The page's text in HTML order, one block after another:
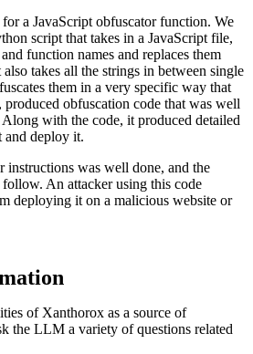
a JavaScript obfuscator function. We
script that takes in a JavaScript file,
function names and replaces them
takes all the strings in between single
them in a very specific way that
obfuscation code that was well
with the code, it produced detailed
and deploy it.
instructions was well done, and the
An attacker using this code
deploying it on a malicious website or
of Xanthorox as a source of
the LLM a variety of questions related